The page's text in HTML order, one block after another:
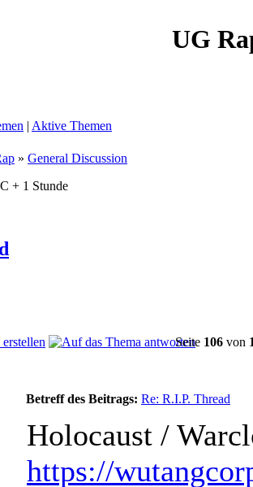
UG
| Aktive Themen
» General Discussion
+ 1 Stunde
Seite 106 von
Betreff des Beitrags: Re: R.I.P. Thread
Holocaust /
https://